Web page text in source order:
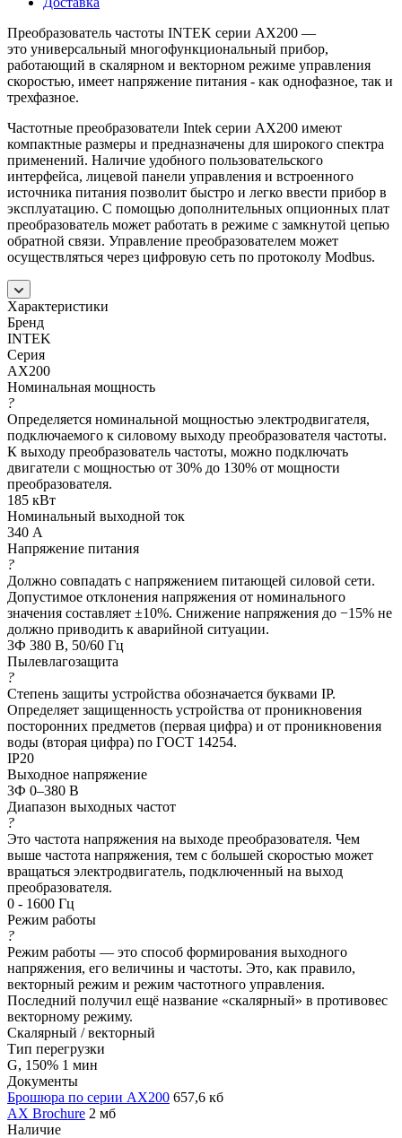
Преобразователь частоты INTEK серии AX200 —
это универсальный многофункциональный прибор,
работающий в скалярном и векторном режиме управления
скоростью, имеет напряжение питания - как однофазное, так и
трехфазное.
Частотные преобразователи Intek серии AX200 имеют
компактные размеры и предназначены для широкого спектра
применений. Наличие удобного пользовательского
интерфейса, лицевой панели управления и встроенного
источника питания позволит быстро и легко ввести прибор в
эксплуатацию. С помощью дополнительных опционных плат
преобразователь может работать в режиме с замкнутой цепью
обратной связи. Управление преобразователем может
осуществляться через цифровую сеть по протоколу Modbus.
Характеристики
Бренд
INTEK
Серия
AX200
Номинальная мощность
?
Определяется номинальной мощностью электродвигателя,
подключаемого к силовому выходу преобразователя частоты.
К выходу преобразователь частоты, можно подключать
двигатели с мощностью от 30% до 130% от мощности
преобразователя.
185 кВт
Номинальный выходной ток
340 А
Напряжение питания
?
Должно совпадать с напряжением питающей силовой сети.
Допустимое отклонения напряжения от номинального
значения составляет ±10%. Снижение напряжения до −15% не
должно приводить к аварийной ситуации.
3Ф 380 В, 50/60 Гц
Пылевлагозащита
?
Степень защиты устройства обозначается буквами IP.
Определяет защищенность устройства от проникновения
посторонних предметов (первая цифра) и от проникновения
воды (вторая цифра) по ГОСТ 14254.
IP20
Выходное напряжение
3Ф 0–380 В
Диапазон выходных частот
?
Это частота напряжения на выходе преобразователя. Чем
выше частота напряжения, тем с большей скоростью может
вращаться электродвигатель, подключенный на выход
преобразователя.
0 - 1600 Гц
Режим работы
?
Режим работы — это способ формирования выходного
напряжения, его величины и частоты. Это, как правило,
векторный режим и режим частотного управления.
Последний получил ещё название «скалярный» в противовес
векторному режиму.
Скалярный / векторный
Тип перегрузки
G, 150% 1 мин
Документы
Брошюра по серии AX200 657,6 кб
AX Brochure 2 мб
Наличие